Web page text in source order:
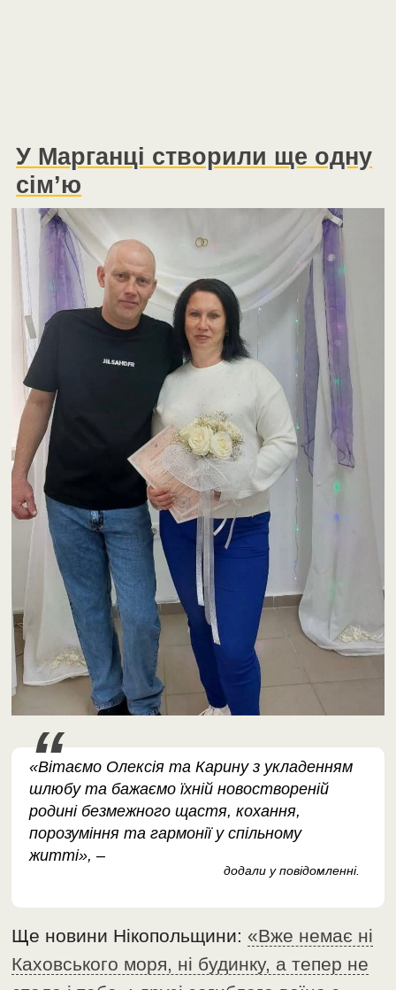
У Марганці створили ще одну
сім’ю
«Вітаємо Олексія та Карину з укладенням
шлюбу та бажаємо їхній новоствореній
родині безмежного щастя, кохання,
порозуміння та гармонії у спільному
житті», –
додали у повідомленні.
Ще новини Нікопольщини:«Вже немає ні
Каховського моря, ні будинку, а тепер не